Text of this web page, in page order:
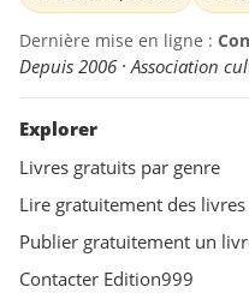
Dernière mise en ligne :
Depuis 2006 · Association
Explorer
Livres gratuits par genre
Lire gratuitement des
Publier gratuitement un
Contacter Edition999